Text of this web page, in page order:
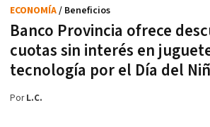
Banco Provincia ofrece
cuotas sin interés en
tecnología por el Día del
ECONOMÍA/ Beneficios
PorL.C.